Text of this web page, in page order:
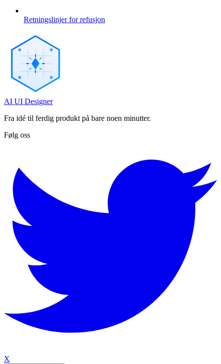
Retningslinjer for refusjon
AI UI Designer
Fra idé til ferdig produkt på bare noen minutter.
Følg oss
X